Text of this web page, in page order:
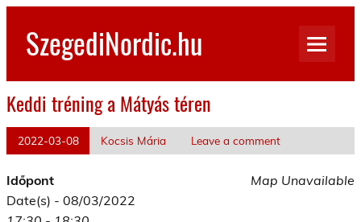
Skip
contentSzegediNordic.hu
Keddi tréning a Mátyás téren
2022-03-08 Kocsis Mária Leave a comment
Map Unavailable
Időpont
Date(s) - 08/03/2022